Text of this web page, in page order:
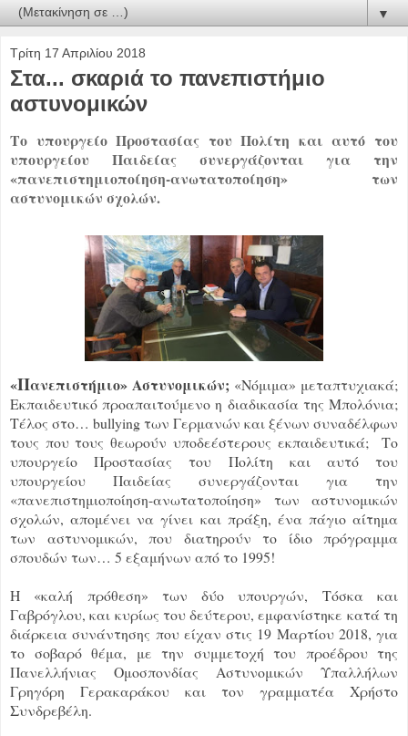
▼
Τρίτη 17 Απριλίου 2018
Στα... σκαριά το πανεπιστήμιο
αστυνομικών
Το υπουργείο Προστασίας του Πολίτη και αυτό του
υπουργείου Παιδείας συνεργάζονται για την
«πανεπιστημιοποίηση-ανωτατοποίηση» των
αστυνομικών σχολών.
«Πανεπιστήμιο» Αστυνομικών; «Νόμιμα» μεταπτυχιακά;
Εκπαιδευτικό προαπαιτούμενο η διαδικασία της Μπολόνια;
Τέλος στο… bullying των Γερμανών και ξένων συναδέλφων
τους που τους θεωρούν υποδεέστερους εκπαιδευτικά; Το
υπουργείο Προστασίας του Πολίτη και αυτό του
υπουργείου Παιδείας συνεργάζονται για την
«πανεπιστημιοποίηση-ανωτατοποίηση» των αστυνομικών
σχολών, απομένει να γίνει και πράξη, ένα πάγιο αίτημα
των αστυνομικών, που διατηρούν το ίδιο πρόγραμμα
σπουδών των… 5 εξαμήνων από το 1995!
Η «καλή πρόθεση» των δύο υπουργών, Τόσκα και
Γαβρόγλου, και κυρίως του δεύτερου, εμφανίστηκε κατά τη
διάρκεια συνάντησης που είχαν στις 19 Μαρτίου 2018, για
το σοβαρό θέμα, με την συμμετοχή του προέδρου της
Πανελλήνιας Ομοσπονδίας Αστυνομικών Υπαλλήλων
Γρηγόρη Γερακαράκου και τον γραμματέα Χρήστο
Συνδρεβέλη.